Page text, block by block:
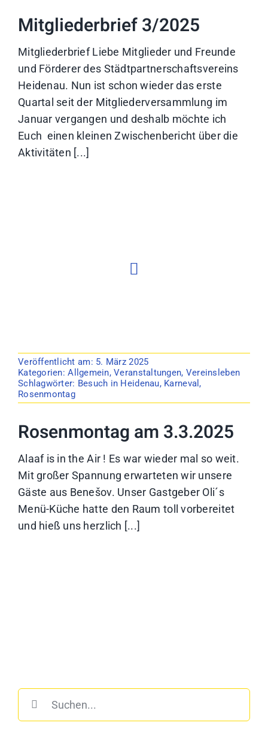
Mitgliederbrief 3/2025
Mitgliederbrief Liebe Mitglieder und Freunde
und Förderer des Städtpartnerschaftsvereins
Heidenau. Nun ist schon wieder das erste
Quartal seit der Mitgliederversammlung im
Januar vergangen und deshalb möchte ich
Euch einen kleinen Zwischenbericht über die
Aktivitäten [...]
Veröffentlicht am: 5. März 2025
Kategorien:Allgemein,Veranstaltungen, Vereinsleben
Schlagwörter: Besuch in Heidenau, Karneval ,
Rosenmontag
Rosenmontag am 3.3.2025
Alaaf is in the Air ! Es war wieder mal so weit.
Mit großer Spannung erwarteten wir unsere
Gäste aus Benešov. Unser Gastgeber Oli´s
Menü-Küche hatte den Raum toll vorbereitet
und hieß uns herzlich [...]